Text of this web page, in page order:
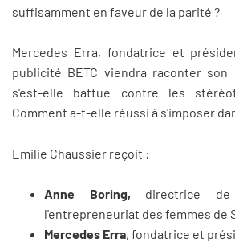
suffisamment en faveur de la parité ?
Mercedes Erra, fondatrice et
publicité BETC viendra raconter son
s'est-elle battue contre les
Comment a-t-elle réussi à s'imposer
Emilie Chaussier reçoit :
Anne Boring, directrice
l'entrepreneuriat des femmes de
Mercedes Erra, fondatrice et